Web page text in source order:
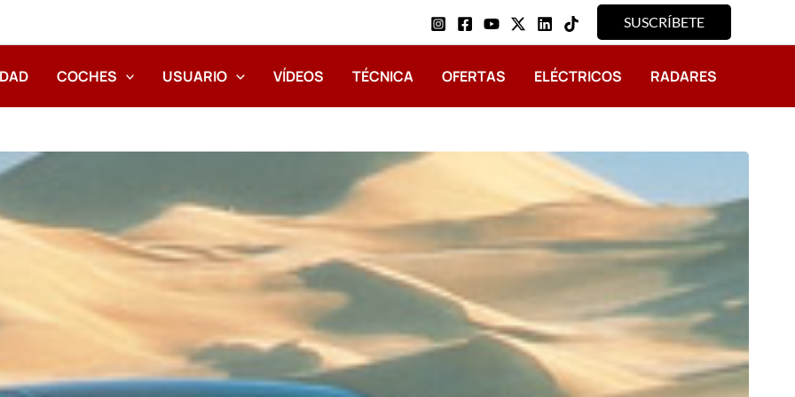
SUSCRÍBETE
COCHES USUARIO VÍDEOS TÉCNICA OFERTAS ELÉCTRICOS RADARES